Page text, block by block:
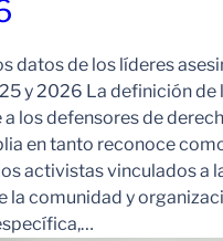
datos de los líderes
y 2026 La definición de
los defensores de
en tanto reconoce
activistas vinculados a
la comunidad y